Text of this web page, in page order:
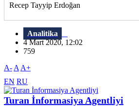
Recep Tayyip Erdoğan
Analitika
4 Mart 2020, 12:02
759
A- A A+
EN RU
Turan İnformasiya Agentliyi